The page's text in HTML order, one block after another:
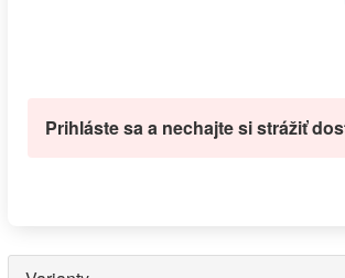
Prihláste sa a nechajte si strážiť